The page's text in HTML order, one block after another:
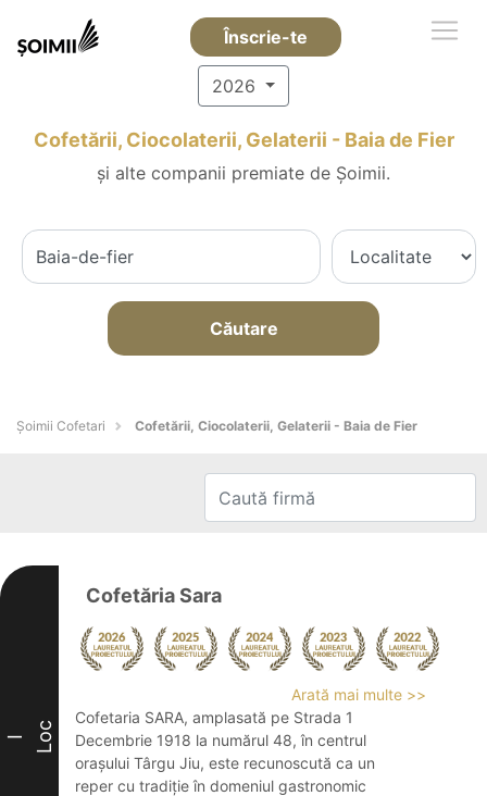
Înscrie-te
2026
Cofetării, Ciocolaterii, Gelaterii - Baia de Fier
și alte companii premiate de Șoimii.
Căutare
Șoimii Cofetari Cofetării, Ciocolaterii, Gelaterii - Baia de Fier
I Loc
Cofetăria Sara
Arată mai multe >>
Cofetaria SARA, amplasată pe Strada 1
Decembrie 1918 la numărul 48, în centrul
orașului Târgu Jiu, este recunoscută ca un
reper cu tradiție în domeniul gastronomic